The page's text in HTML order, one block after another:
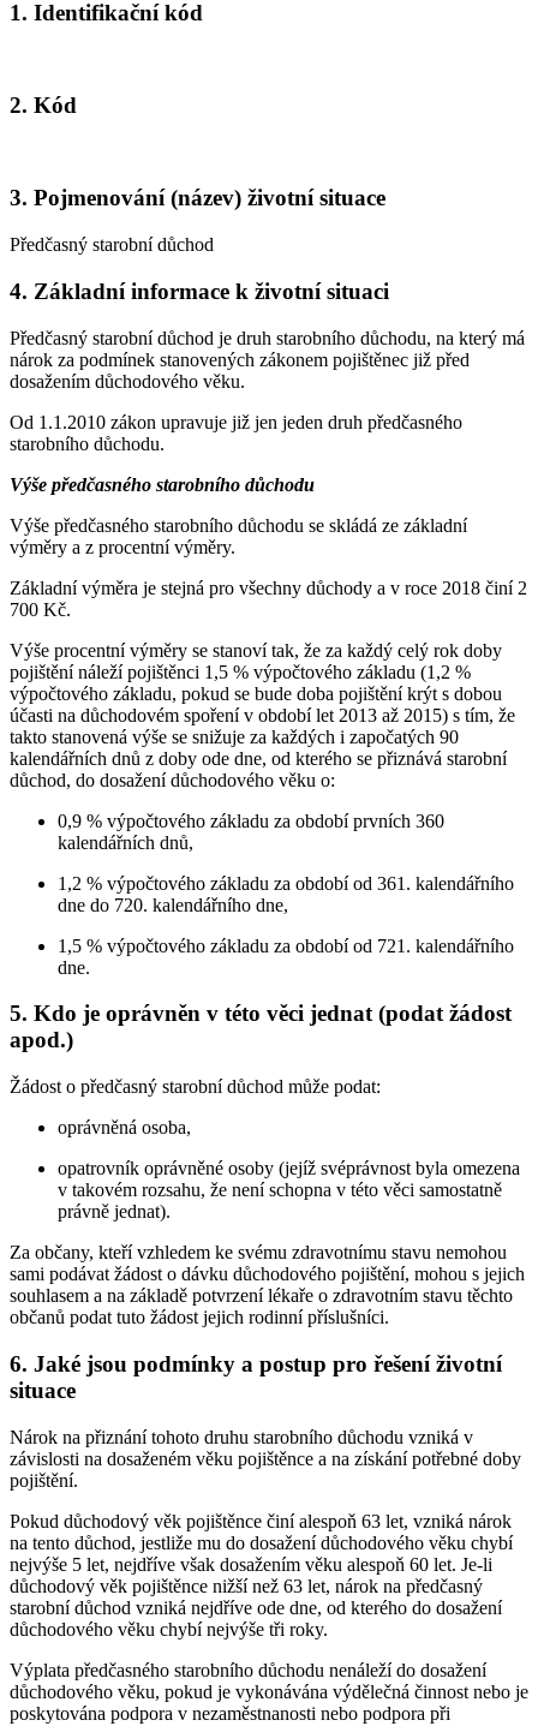
1. Identifikační kód
2. Kód
3. Pojmenování (název) životní situace
Předčasný starobní důchod
4. Základní informace k životní situaci
Předčasný starobní důchod je druh starobního důchodu, na který má
nárok za podmínek stanovených zákonem pojištěnec již před
dosažením důchodového věku.
Od 1.1.2010 zákon upravuje již jen jeden druh předčasného
starobního důchodu.
Výše předčasného starobního důchodu
Výše předčasného starobního důchodu se skládá ze základní
výměry a z procentní výměry.
Základní výměra je stejná pro všechny důchody a v roce 2018 činí 2
700 Kč.
Výše procentní výměry se stanoví tak, že za každý celý rok doby
pojištění náleží pojištěnci 1,5 % výpočtového základu (1,2 %
výpočtového základu, pokud se bude doba pojištění krýt s dobou
účasti na důchodovém spoření v období let 2013 až 2015) s tím, že
takto stanovená výše se snižuje za každých i započatých 90
kalendářních dnů z doby ode dne, od kterého se přiznává starobní
důchod, do dosažení důchodového věku o:
0,9 % výpočtového základu za období prvních 360
kalendářních dnů,
1,2 % výpočtového základu za období od 361. kalendářního
dne do 720. kalendářního dne,
1,5 % výpočtového základu za období od 721. kalendářního
dne.
5. Kdo je oprávněn v této věci jednat (podat žádost
apod.)
Žádost o předčasný starobní důchod může podat:
oprávněná osoba,
opatrovník oprávněné osoby (jejíž svéprávnost byla omezena
v takovém rozsahu, že není schopna v této věci samostatně
právně jednat).
Za občany, kteří vzhledem ke svému zdravotnímu stavu nemohou
sami podávat žádost o dávku důchodového pojištění, mohou s jejich
souhlasem a na základě potvrzení lékaře o zdravotním stavu těchto
občanů podat tuto žádost jejich rodinní příslušníci.
6. Jaké jsou podmínky a postup pro řešení životní
situace
Nárok na přiznání tohoto druhu starobního důchodu vzniká v
závislosti na dosaženém věku pojištěnce a na získání potřebné doby
pojištění.
Pokud důchodový věk pojištěnce činí alespoň 63 let, vzniká nárok
na tento důchod, jestliže mu do dosažení důchodového věku chybí
nejvýše 5 let, nejdříve však dosažením věku alespoň 60 let. Je-li
důchodový věk pojištěnce nižší než 63 let, nárok na předčasný
starobní důchod vzniká nejdříve ode dne, od kterého do dosažení
důchodového věku chybí nejvýše tři roky.
Výplata předčasného starobního důchodu nenáleží do dosažení
důchodového věku, pokud je vykonávána výdělečná činnost nebo je
poskytována podpora v nezaměstnanosti nebo podpora při